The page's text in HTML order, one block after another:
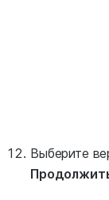
Выберите